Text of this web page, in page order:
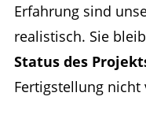
Erfahrung sind
realistisch. Sie
Status des
Fertigstellung nicht